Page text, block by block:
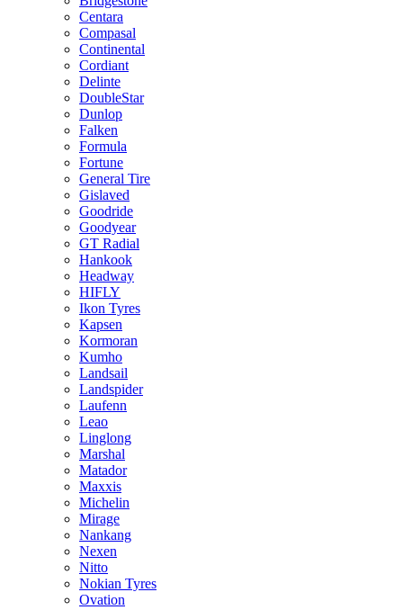
Centara
Compasal
Continental
Cordiant
Delinte
DoubleStar
Dunlop
Falken
Formula
Fortune
General Tire
Gislaved
Goodride
Goodyear
GT Radial
Hankook
Headway
HIFLY
Ikon Tyres
Kapsen
Kormoran
Kumho
Landsail
Landspider
Laufenn
Leao
Linglong
Marshal
Matador
Maxxis
Michelin
Mirage
Nankang
Nexen
Nitto
Nokian Tyres
Ovation